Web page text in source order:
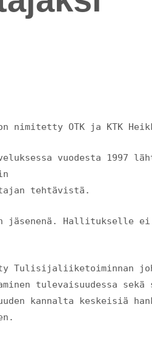
OTK ja KTK
vuodesta 1997
tehtävistä.
jäsenenä. Hallitukselle
Tulisijaliiketoiminnan
tulevaisuudessa sekä
kannalta keskeisiä